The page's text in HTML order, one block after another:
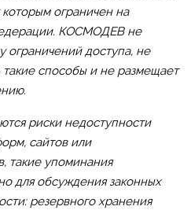
которым ограничен на
КОСМОДЕВ не
ограничений доступа, не
такие способы и не размещает
риски недоступности
сайтов или
такие упоминания
для обсуждения законных
резервного хранения